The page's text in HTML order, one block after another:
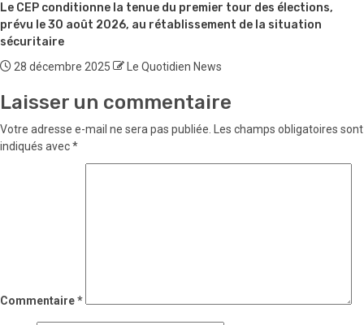
Le CEP conditionne la tenue du premier tour des élections,
prévu le 30 août 2026, au rétablissement de la situation
sécuritaire
28 décembre 2025 Le Quotidien News
Laisser un commentaire
Votre adresse e-mail ne sera pas publiée.
Les champs obligatoires sont
indiqués avec*
Commentaire*